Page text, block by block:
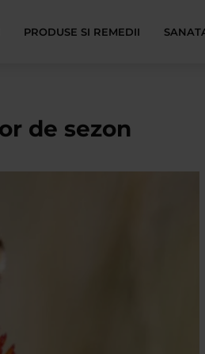
PRODUSE SI REMEDII
de sezon